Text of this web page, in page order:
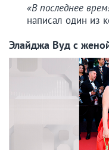
«В последнее
написал один из
Элайджа Вуд с